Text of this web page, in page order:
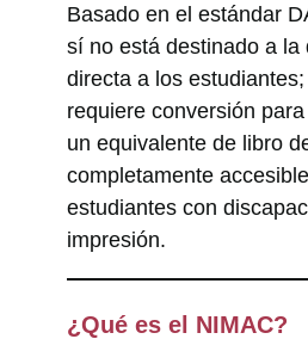
Basado en el estándar
sí no está destinado a la
directa a los
requiere conversión
un equivalente de libro
completamente
estudiantes con
impresión.
¿Qué es el NIMAC?